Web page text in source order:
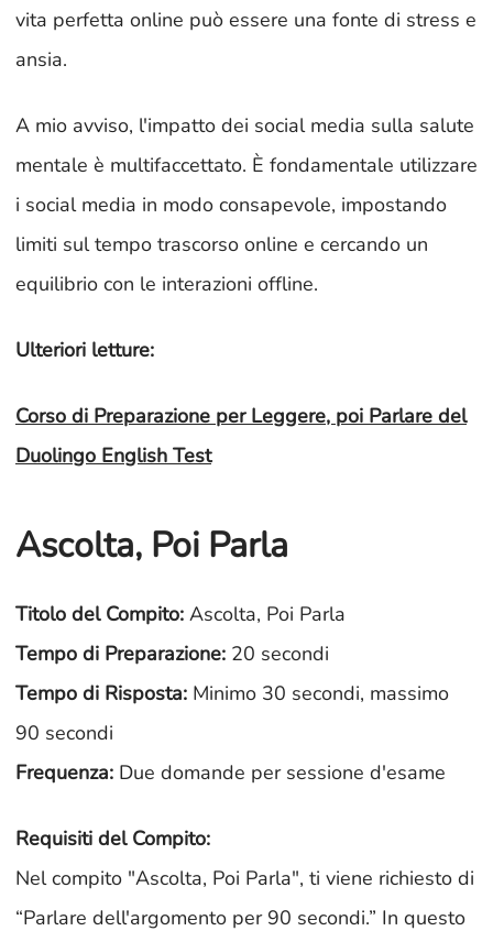
vita perfetta online può essere una fonte di stress e
ansia.
A mio avviso, l'impatto dei social media sulla salute
mentale è multifaccettato. È fondamentale utilizzare
i social media in modo consapevole, impostando
limiti sul tempo trascorso online e cercando un
equilibrio con le interazioni offline.
Ulteriori letture:
Corso di Preparazione per Leggere, poi Parlare del
Duolingo English Test
Ascolta, Poi Parla
Titolo del Compito: Ascolta, Poi Parla
Tempo di Preparazione: 20 secondi
Tempo di Risposta: Minimo 30 secondi, massimo
90 secondi
Frequenza: Due domande per sessione d'esame
Requisiti del Compito:
Nel compito "Ascolta, Poi Parla", ti viene richiesto di
“Parlare dell'argomento per 90 secondi.” In questo